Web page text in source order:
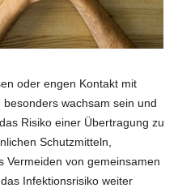
oder engen Kontakt mit
wachsam sein und
Risiko einer Übertragung zu
Schutzmitteln,
Vermeiden von gemeinsamen
Infektionsrisiko weiter